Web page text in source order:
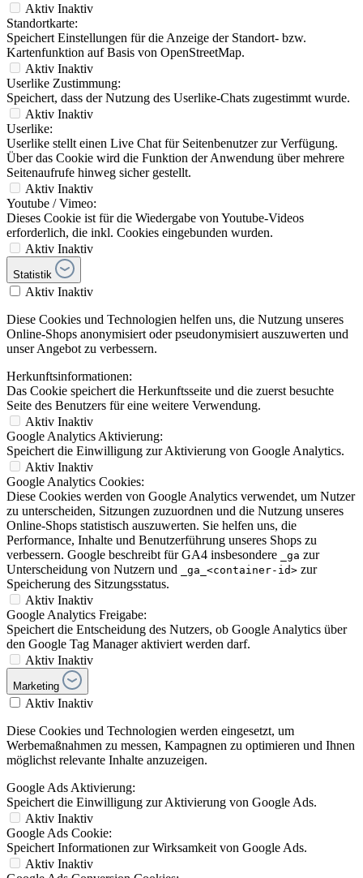
Aktiv Inaktiv
Standortkarte:
Speichert Einstellungen für die Anzeige der Standort- bzw.
Kartenfunktion auf Basis von OpenStreetMap.
Aktiv Inaktiv
Userlike Zustimmung:
Speichert, dass der Nutzung des Userlike-Chats zugestimmt wurde.
Aktiv Inaktiv
Userlike:
Userlike stellt einen Live Chat für Seitenbenutzer zur Verfügung.
Über das Cookie wird die Funktion der Anwendung über mehrere
Seitenaufrufe hinweg sicher gestellt.
Aktiv Inaktiv
Youtube / Vimeo:
Dieses Cookie ist für die Wiedergabe von Youtube-Videos
erforderlich, die inkl. Cookies eingebunden wurden.
Aktiv Inaktiv
Statistik
Aktiv Inaktiv
Diese Cookies und Technologien helfen uns, die Nutzung unseres
Online-Shops anonymisiert oder pseudonymisiert auszuwerten und
unser Angebot zu verbessern.
Herkunftsinformationen:
Das Cookie speichert die Herkunftsseite und die zuerst besuchte
Seite des Benutzers für eine weitere Verwendung.
Aktiv Inaktiv
Google Analytics Aktivierung:
Speichert die Einwilligung zur Aktivierung von Google Analytics.
Aktiv Inaktiv
Google Analytics Cookies:
Diese Cookies werden von Google Analytics verwendet, um Nutzer
zu unterscheiden, Sitzungen zuzuordnen und die Nutzung unseres
Online-Shops statistisch auszuwerten. Sie helfen uns, die
Performance, Inhalte und Benutzerführung unseres Shops zu
verbessern. Google beschreibt für GA4 insbesondere
_ga zur
Unterscheidung von Nutzern und
_ga_<container-id> zur
Speicherung des Sitzungsstatus.
Aktiv Inaktiv
Google Analytics Freigabe:
Speichert die Entscheidung des Nutzers, ob Google Analytics über
den Google Tag Manager aktiviert werden darf.
Aktiv Inaktiv
Marketing
Aktiv Inaktiv
Diese Cookies und Technologien werden eingesetzt, um
Werbemaßnahmen zu messen, Kampagnen zu optimieren und Ihnen
möglichst relevante Inhalte anzuzeigen.
Google Ads Aktivierung:
Speichert die Einwilligung zur Aktivierung von Google Ads.
Aktiv Inaktiv
Google Ads Cookie:
Speichert Informationen zur Wirksamkeit von Google Ads.
Aktiv Inaktiv